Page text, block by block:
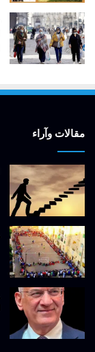
مقالات وآراء